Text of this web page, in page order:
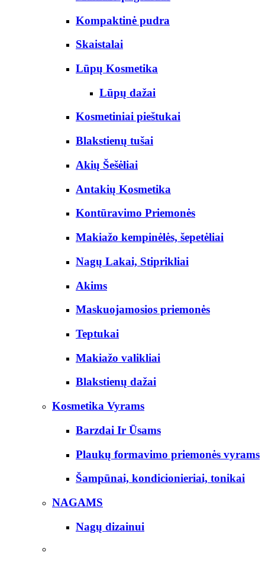
Kompaktinė pudra
Skaistalai
Lūpų Kosmetika
Lūpų dažai
Kosmetiniai pieštukai
Blakstienų tušai
Akių Šešėliai
Antakių Kosmetika
Kontūravimo Priemonės
Makiažo kempinėlės, šepetėliai
Nagų Lakai, Stiprikliai
Akims
Maskuojamosios priemonės
Teptukai
Makiažo valikliai
Blakstienų dažai
Kosmetika Vyrams
Barzdai Ir Ūsams
Plaukų formavimo priemonės vyrams
Šampūnai, kondicionieriai, tonikai
NAGAMS
Nagų dizainui